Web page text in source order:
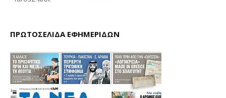
ΠΡΩΤΟΣΕΛΙΔΑ ΕΦΗΜΕΡΙΔΩΝ